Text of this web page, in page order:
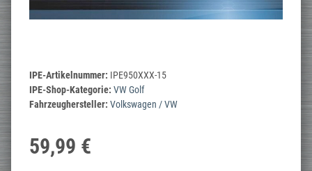
IPE-Artikelnummer: IPE950XXX-15
IPE-Shop-Kategorie: VW Golf
Fahrzeughersteller: Volkswagen / VW
59,99 €